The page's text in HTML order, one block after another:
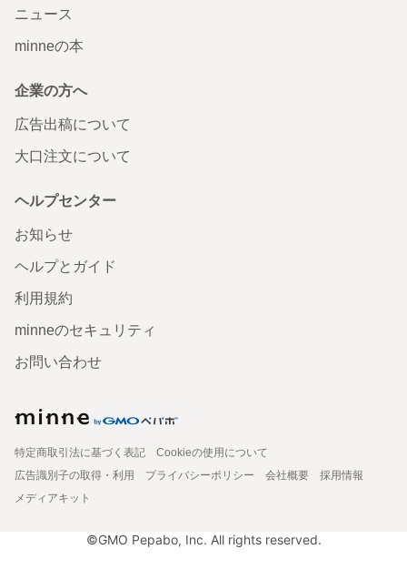
ニュース
minneの本
企業の方へ
広告出稿について
大口注文について
ヘルプセンター
お知らせ
ヘルプとガイド
利用規約
minneのセキュリティ
お問い合わせ
特定商取引法に基づく表記
Cookieの使用について
広告識別子の取得・利用
プライバシーポリシー 会社概要
採用情報
メディアキット
©GMO Pepabo, Inc. All rights reserved.